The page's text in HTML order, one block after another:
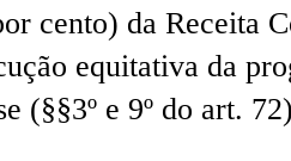
cento) da Receita
equitativa da
(§§3º e 9º do art.